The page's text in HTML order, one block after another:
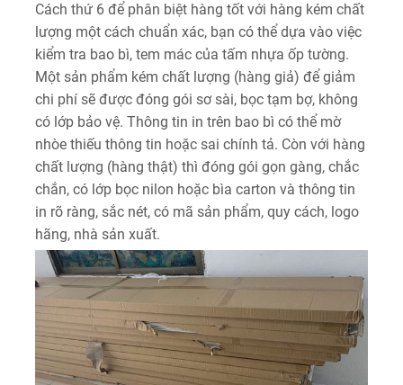
Cách thứ 6 để phân biệt hàng tốt với hàng kém chất
lượng một cách chuẩn xác, bạn có thể dựa vào việc
kiểm tra bao bì, tem mác của tấm nhựa ốp tường.
Một sản phẩm kém chất lượng (hàng giả) để giảm
chi phí sẽ được đóng gói sơ sài, bọc tạm bợ, không
có lớp bảo vệ. Thông tin in trên bao bì có thể mờ
nhòe thiếu thông tin hoặc sai chính tả. Còn với hàng
chất lượng (hàng thật) thì đóng gói gọn gàng, chắc
chắn, có lớp bọc nilon hoặc bìa carton và thông tin
in rõ ràng, sắc nét, có mã sản phẩm, quy cách, logo
hãng, nhà sản xuất.